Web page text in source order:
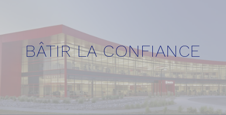
BÂTIR LA CONFIANCE